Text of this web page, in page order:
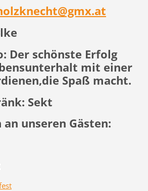
Der schönste Erfolg
mit einer
Spaß macht.
Sekt
unseren Gästen: